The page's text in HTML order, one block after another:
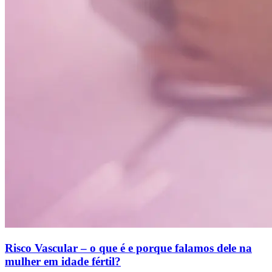
Risco Vascular – o que é e porque falamos dele na
mulher em idade fértil?